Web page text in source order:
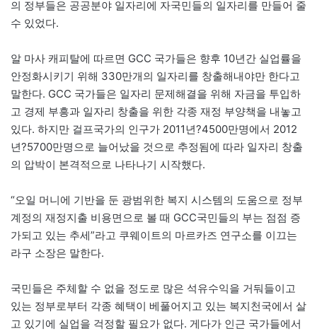
의 정부들은 공공분야 일자리에 자국민들의 일자리를 만들어 줄
수 있었다.
알 마사 캐피탈에 따르면 GCC 국가들은 향후 10년간 실업률을
안정화시키기 위해 330만개의 일자리를 창출해내야만 한다고
말한다. GCC 국가들은 일자리 문제해결을 위해 자금을 투입하
고 경제 부흥과 일자리 창출을 위한 각종 재정 부양책을 내놓고
있다. 하지만 걸프국가의 인구가 2011년?4500만명에서 2012
년?5700만명으로 늘어났을 것으로 추정됨에 따라 일자리 창출
의 압박이 본격적으로 나타나기 시작했다.
“오일 머니에 기반을 둔 광범위한 복지 시스템의 도움으로 정부
계정의 재정지출 비용면으로 볼 때 GCC국민들의 부는 점점 증
가되고 있는 추세”라고 쿠웨이트의 마르카즈 연구소를 이끄는
라구 소장은 말한다.
국민들은 주체할 수 없을 정도로 많은 석유수익을 거둬들이고
있는 정부로부터 각종 혜택이 베풀어지고 있는 복지천국에서 살
고 있기에 실업을 걱정할 필요가 없다. 게다가 인근 국가들에서